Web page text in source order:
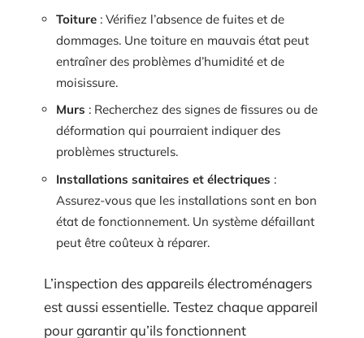
Toiture : Vérifiez l’absence de fuites et de
dommages. Une toiture en mauvais état peut
entraîner des problèmes d’humidité et de
moisissure.
Murs : Recherchez des signes de fissures ou de
déformation qui pourraient indiquer des
problèmes structurels.
Installations sanitaires et électriques :
Assurez-vous que les installations sont en bon
état de fonctionnement. Un système défaillant
peut être coûteux à réparer.
L’inspection des appareils électroménagers
est aussi essentielle. Testez chaque appareil
pour garantir qu’ils fonctionnent